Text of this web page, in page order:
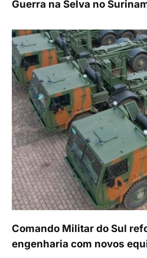
Guerra na Selva no
Comando Militar do Sul
engenharia com novos